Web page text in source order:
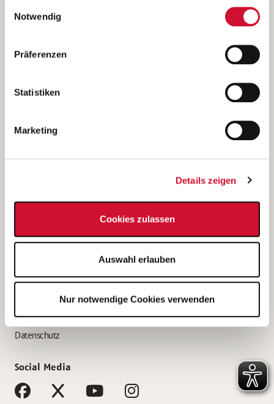
Wenn Sie auf „Cookies zulassen“ klicken, so stimmen
Sie der Speicherung sämtlicher Cookies zu. Sie können
Ihre Einwilligung selbstverständlich jederzeit widerrufen,
indem Sie die Cookie-Einstellungen aufrufen und diese
unsererDatenschutzerklärung
Notwendig
Präferenzen
Statistiken
Marketing
Details zeigen
Cookies zulassen
Auswahl erlauben
Nur notwendige Cookies verwenden
Betreiber der Webseite
Kantstraße 45a
(Ein Tochterunternehmen des AWO Bezirksverbandes Unterfranken
e.V.)
Bewerbung als Altenpflegehelfer*in
Bewerbung als Erzieher*in
AWO Gliederungen nach Bundesland
Impressum
Datenschutz
Social Media